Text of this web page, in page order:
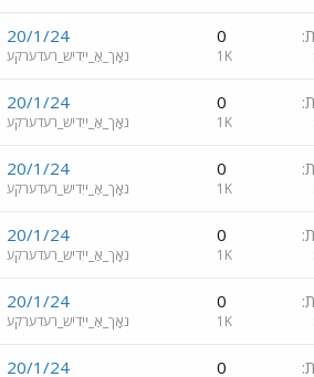
0
1K
20/1/24
נאָך_אַ_ייִדיש_רעדערקע
0
1K
20/1/24
נאָך_אַ_ייִדיש_רעדערקע
0
1K
20/1/24
נאָך_אַ_ייִדיש_רעדערקע
0
1K
20/1/24
נאָך_אַ_ייִדיש_רעדערקע
0
1K
20/1/24
נאָך_אַ_ייִדיש_רעדערקע
0
20/1/24